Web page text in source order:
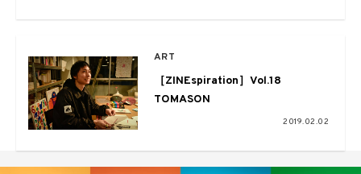
ART
［ZINEspiration］Vol.18
TOMASON
2019.02.02